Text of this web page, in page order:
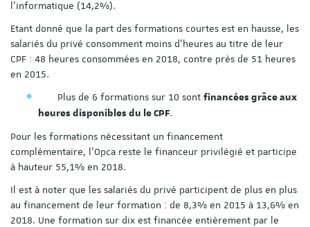
l’informatique (14,2%).
Etant donné que la part des formations courtes est en hausse, les
salariés du privé consomment moins d’heures au titre de leur
CPF : 48 heures consommées en 2018, contre près de 51 heures
en 2015.
Plus de 6 formations sur 10 sont financées grâce aux
heures disponibles du le CPF.
Pour les formations nécessitant un financement
complémentaire, l’Opca reste le financeur privilégié et participe
à hauteur 55,1% en 2018.
Il est à noter que les salariés du privé participent de plus en plus
au financement de leur formation : de 8,3% en 2015 à 13,6% en
2018. Une formation sur dix est financée entièrement par le